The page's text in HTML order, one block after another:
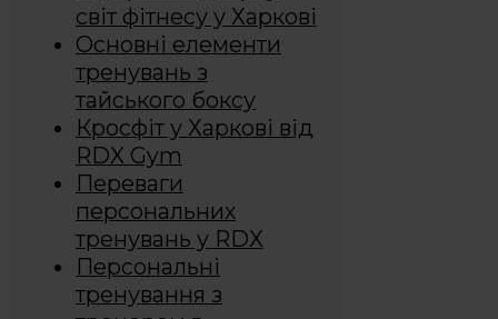
світ фітнесу у Харкові
Основні елементи
тренувань з
тайського боксу
Кросфіт у Харкові від
RDX Gym
Переваги
персональних
тренувань у RDX
Персональні
тренування з